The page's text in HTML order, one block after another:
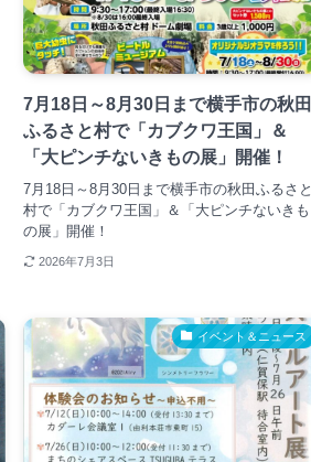
7月18日～8月30日まで横手市の秋田
ふるさと村で「カブクワ王国」＆
「大ピンチないきもの展」開催！
7月18日～8月30日まで横手市の秋田ふるさと
村で「カブクワ王国」＆「大ピンチないきも
の展」開催！
2026年7月3日
イベント＆ニュース